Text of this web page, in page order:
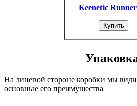
Keenetic
Купить
На лицевой стороне коробки мы
основные его преимущества